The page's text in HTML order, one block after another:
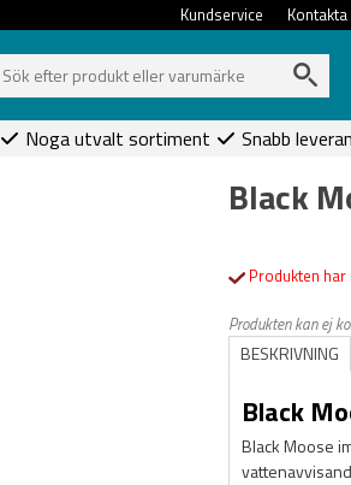
Kundservice
Noga utvalt sortiment Snabb
Black
Produkten
Produkten kan ej
BESKRIVNING
Black
Black Moose